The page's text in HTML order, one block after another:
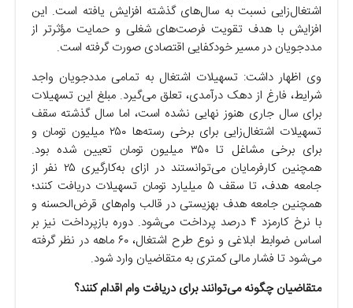
اشتغال‌زایی نسبت به سال‌های گذشته افزایش یافته است. این
افزایش با هدف تقویت فرصت‌های شغلی و حمایت مؤثرتر از
مددجویان در مسیر خودکفایی اقتصادی صورت گرفته است.
وی اظهار داشت: تسهیلات اشتغال به تمامی مددجویان واجد
شرایط، فارغ از دهک درآمدی، تعلق می‌گیرد. مبلغ این تسهیلات
برای سال جاری هنوز نهایی نشده است، اما سال گذشته سقف
تسهیلات اشتغال‌زایی برای برخی رسته‌ها ۲۵۰ میلیون تومان و
برای برخی مشاغل تا ۳۵۰ میلیون تومان تعیین شده بود.
همچنین کارفرمایان می‌توانستند در ازای به‌کارگیری ۲۵ نفر از
جامعه هدف، تا سقف ۵ میلیارد تومان تسهیلات دریافت کنند؛
همچنین جامعه هدف بهزیستی در قالب وام‌های قرض‌الحسنه و
با نرخ کارمزد ۴ درصد پرداخت می‌شود. دوره بازپرداخت نیز بر
اساس ضوابط ابلاغی و نوع طرح اشتغال، ۶۰ ماهه در نظر گرفته
می‌شود تا فشار مالی کمتری به متقاضیان وارد شود.
متقاضیان چگونه می‌توانند برای دریافت وام اقدام کنند؟